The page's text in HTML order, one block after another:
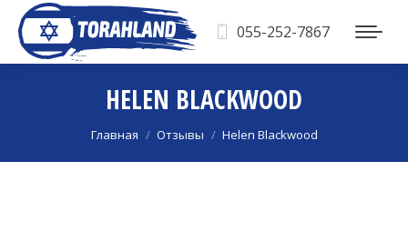
055-252-7867
HELEN BLACKWOOD
Вы здесь:
Главная Отзывы Helen Blackwood